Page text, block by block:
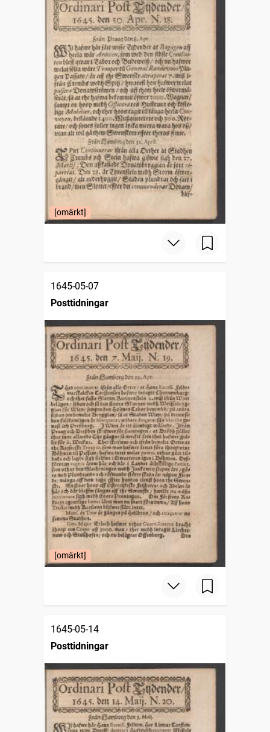
[omärkt]
1645-05-07
Posttidningar
[omärkt]
1645-05-14
Posttidningar